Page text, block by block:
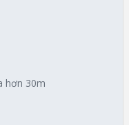
hơn 30m